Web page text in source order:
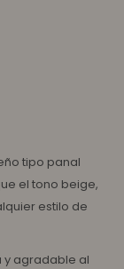
tipo panal
el tono beige,
estilo de
y agradable al